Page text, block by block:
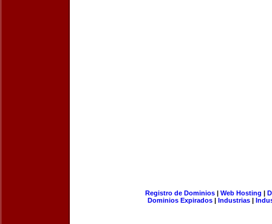
Registro de Dominios| Web Hosting |
Dominios Expirados | Industrias |